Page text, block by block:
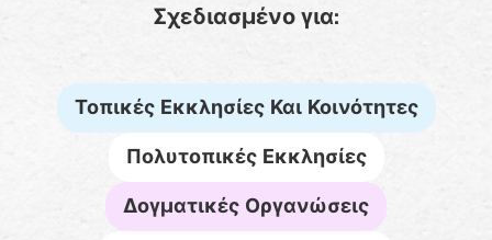
Σχεδιασμένο για:
Τοπικές Εκκλησίες Και Κοινότητες
Πολυτοπικές Εκκλησίες
Δογματικές Οργανώσεις